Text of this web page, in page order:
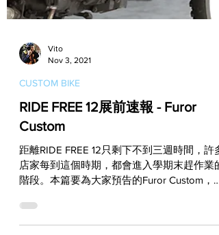
Nov 3, 2021
CUSTOM BIKE
RIDE FREE 12展前速報 - Furor
Custom
店家每到這個時期，都會進入學期末趕作業的
階段。本篇要為大家預告的Furor Custom，目